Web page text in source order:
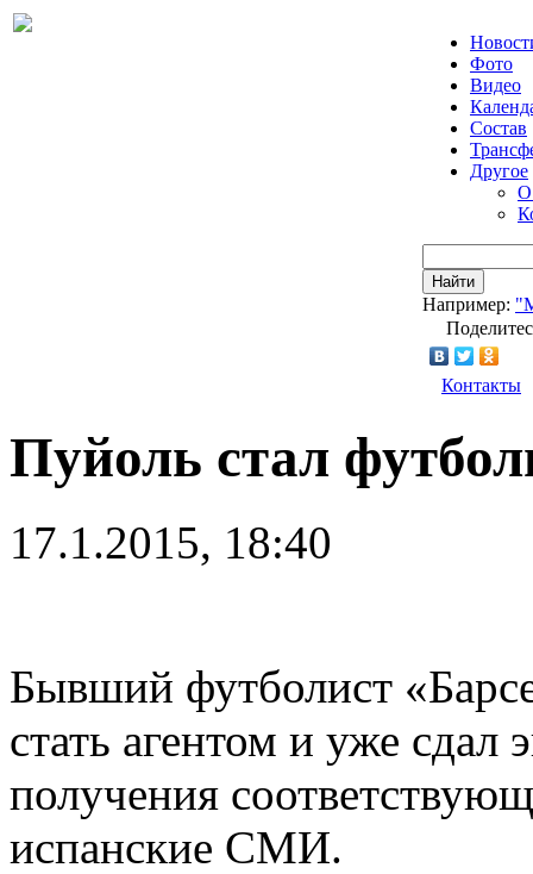
Фото
Видео
Состав
Другое
О
Найти
Например:
Контакты
Пуйоль стал
17.1.2015, 18:40
Бывший футболист
стать агентом и уже
получения
испанские СМИ.